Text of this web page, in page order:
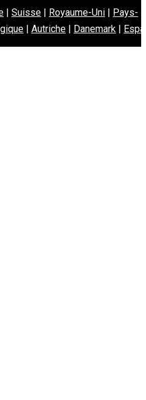
| Suisse | Royaume-Uni | Pays-
| Autriche | Danemark |